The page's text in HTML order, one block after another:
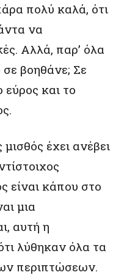
πολύ καλά, ότι
να
Αλλά, παρ’ όλα
σε βοηθάνε; Σε
εύρος και το
έχει ανέβει
είναι κάπου στο
μια
αυτή η
λύθηκαν όλα τα
περιπτώσεων.